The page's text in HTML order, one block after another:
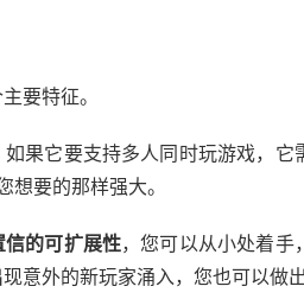
要特征。
如果它要支持多人同时玩游戏，
要的那样强大。
的可扩展性，您可以从小处着手
意外的新玩家涌入，您也可以做出